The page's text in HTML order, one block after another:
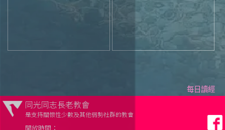
每日讀經
同光同志長老教會
是支持關懷性少數及其他弱勢社群的教會
開放時間：